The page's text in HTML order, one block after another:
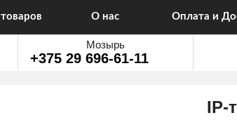
О нас Оплата и
Мозырь
+375 29 696-61-11
IP-